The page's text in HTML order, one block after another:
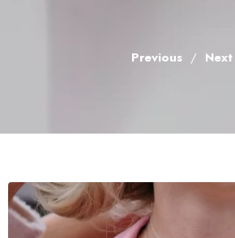
Previous / Next